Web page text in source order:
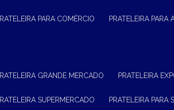
PRATELEIRA PARA COMÉRCIO PRATELEIRA
PRATELEIRA GRANDE MERCADO PRATELEIRA
PRATELEIRA SUPERMERCADO PRATELEIRA